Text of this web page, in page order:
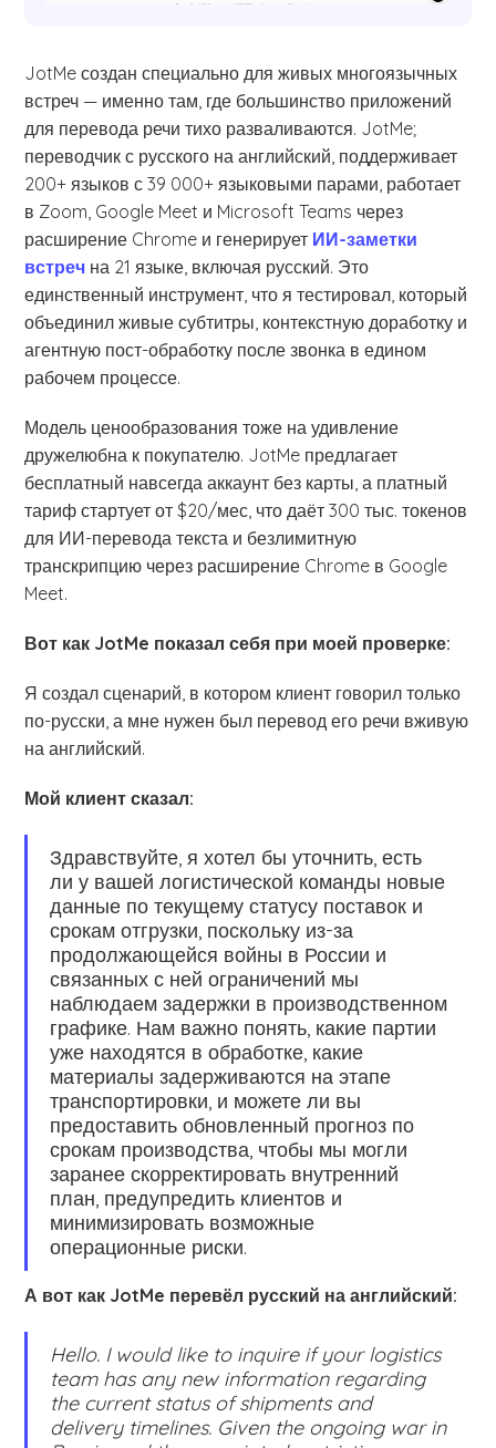
JotMe создан специально для живых многоязычных
встреч — именно там, где большинство приложений
для перевода речи тихо разваливаются. JotMe;
переводчик с русского на английский, поддерживает
200+ языков с 39 000+ языковыми парами, работает
в Zoom, Google Meet и Microsoft Teams через
расширение Chrome и генерирует ИИ-заметки
встреч на 21 языке, включая русский. Это
единственный инструмент, что я тестировал, который
объединил живые субтитры, контекстную доработку и
агентную пост-обработку после звонка в едином
рабочем процессе.
Модель ценообразования тоже на удивление
дружелюбна к покупателю. JotMe предлагает
бесплатный навсегда аккаунт без карты, а платный
тариф стартует от $20/мес, что даёт 300 тыс. токенов
для ИИ-перевода текста и безлимитную
транскрипцию через расширение Chrome в Google
Meet.
Вот как JotMe показал себя при моей проверке:
Я создал сценарий, в котором клиент говорил только
по-русски, а мне нужен был перевод его речи вживую
на английский.
Мой клиент сказал:
Здравствуйте, я хотел бы уточнить, есть
ли у вашей логистической команды новые
данные по текущему статусу поставок и
срокам отгрузки, поскольку из-за
продолжающейся войны в России и
связанных с ней ограничений мы
наблюдаем задержки в производственном
графике. Нам важно понять, какие партии
уже находятся в обработке, какие
материалы задерживаются на этапе
транспортировки, и можете ли вы
предоставить обновленный прогноз по
срокам производства, чтобы мы могли
заранее скорректировать внутренний
план, предупредить клиентов и
минимизировать возможные
операционные риски.
А вот как JotMe перевёл русский на английский:
Hello. I would like to inquire if your logistics
team has any new information regarding
the current status of shipments and
delivery timelines. Given the ongoing war in